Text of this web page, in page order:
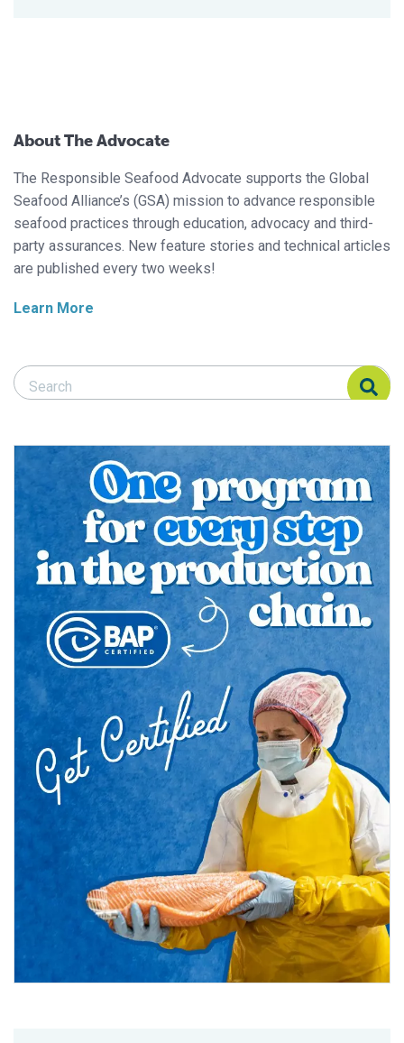
About The Advocate
The Responsible Seafood Advocate supports the Global
Seafood Alliance’s (GSA) mission to advance responsible
seafood practices through education, advocacy and third-
party assurances. New feature stories and technical articles
are published every two weeks!
Learn More
Search Responsible Seafood Advocate
Search Responsible Seafood Advocate